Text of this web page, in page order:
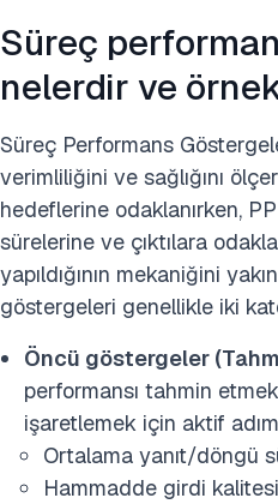
Süreç
nelerdir ve
Süreç Performans
verimliliğini ve sağlığını
hedeflerine odaklanırken,
sürelerine ve çıktılara
yapıldığının mekaniğini
göstergeleri genellikle iki
Öncü göstergeler
performansı tahmin
işaretlemek için aktif
Ortalama yanıt/döngü
Hammadde girdi kalitesi